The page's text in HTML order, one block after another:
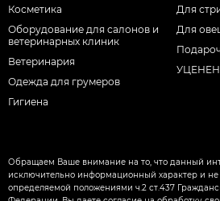
Косметика
Оборудование для салонов и
ветеринарных клиник
Ветеринария
Одежда для грумеров
Гигиена
Для
Для
Обращаем Ваше внимание на то, что данный
исключительно информационный характер и не
определяемой положениями ч.2 ст.437